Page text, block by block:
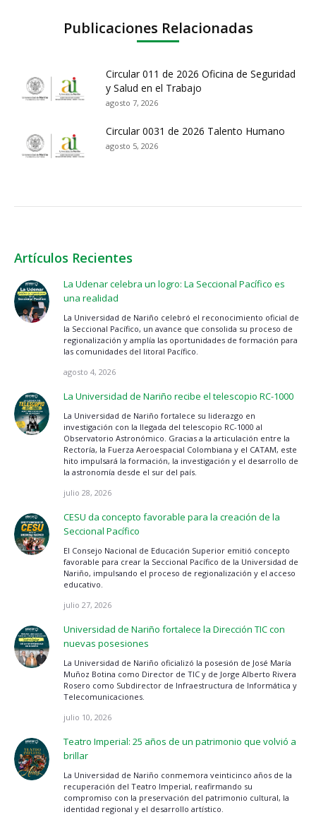
Publicaciones Relacionadas
Circular 011 de 2026 Oficina de Seguridad
y Salud en el Trabajo
agosto 7, 2026
Circular 0031 de 2026 Talento Humano
agosto 5, 2026
Artículos Recientes
La Udenar celebra un logro: La Seccional Pacífico es
una realidad
La Universidad de Nariño celebró el reconocimiento oficial de
la Seccional Pacífico, un avance que consolida su proceso de
regionalización y amplía las oportunidades de formación para
las comunidades del litoral Pacífico.
agosto 4, 2026
La Universidad de Nariño recibe el telescopio RC-1000
La Universidad de Nariño fortalece su liderazgo en
investigación con la llegada del telescopio RC-1000 al
Observatorio Astronómico. Gracias a la articulación entre la
Rectoría, la Fuerza Aeroespacial Colombiana y el CATAM, este
hito impulsará la formación, la investigación y el desarrollo de
la astronomía desde el sur del país.
julio 28, 2026
CESU da concepto favorable para la creación de la
Seccional Pacífico
El Consejo Nacional de Educación Superior emitió concepto
favorable para crear la Seccional Pacífico de la Universidad de
Nariño, impulsando el proceso de regionalización y el acceso
educativo.
julio 27, 2026
Universidad de Nariño fortalece la Dirección TIC con
nuevas posesiones
La Universidad de Nariño oficializó la posesión de José María
Muñoz Botina como Director de TIC y de Jorge Alberto Rivera
Rosero como Subdirector de Infraestructura de Informática y
Telecomunicaciones.
julio 10, 2026
Teatro Imperial: 25 años de un patrimonio que volvió a
brillar
La Universidad de Nariño conmemora veinticinco años de la
recuperación del Teatro Imperial, reafirmando su
compromiso con la preservación del patrimonio cultural, la
identidad regional y el desarrollo artístico.